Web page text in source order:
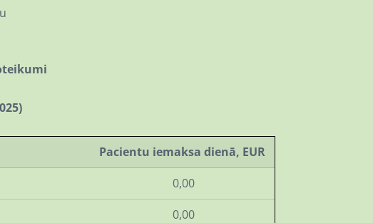
Pacientu iemaksa dienā, EUR
0,00
0,00